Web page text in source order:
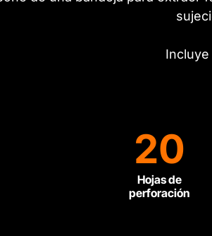
20
Hojas de
perforación